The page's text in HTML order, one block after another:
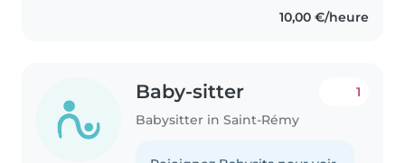
10,00 €/heure
Baby-sitter
Babysitter in Saint-Rémy
1